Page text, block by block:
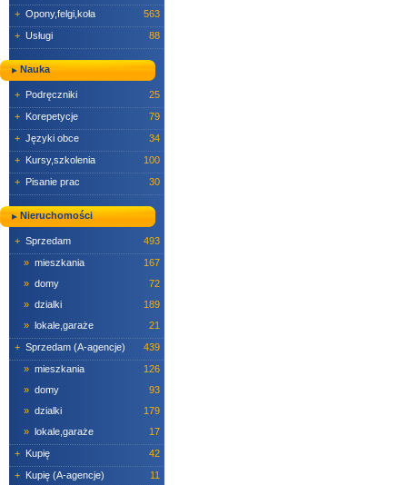
+ Opony,felgi,koła
563
+ Usługi 88
Nauka
+ Podręczniki
25
+ Korepetycje
79
+ Języki obce
34
+ Kursy,szkolenia
100
+ Pisanie prac 30
Nieruchomości
+ Sprzedam
493
» mieszkania
167
» domy
72
» dzialki
189
» lokale,garaże
21
+ Sprzedam (A-agencje)
439
» mieszkania
126
» domy
93
» dzialki
179
» lokale,garaże
17
+ Kupię
42
+ Kupię (A-agencje)
11